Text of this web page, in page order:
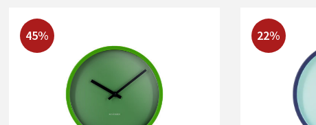
45% 22%